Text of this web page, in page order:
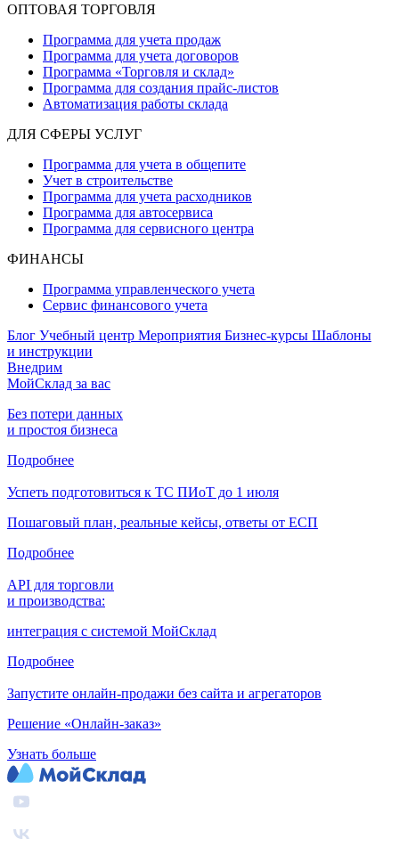
ОПТОВАЯ ТОРГОВЛЯ
Программа для учета продаж
Программа для учета договоров
Программа «Торговля и склад»
Программа для создания прайс‑листов
Автоматизация работы склада
ДЛЯ СФЕРЫ УСЛУГ
Программа для учета в общепите
Учет в строительстве
Программа для учета расходников
Программа для автосервиса
Программа для сервисного центра
ФИНАНСЫ
Программа управленческого учета
Сервис финансового учета
Блог Учебный центр Мероприятия Бизнес-курсы Шаблоны
и инструкции
Внедрим
МойСклад за вас
Без потери данных
и простоя бизнеса
Подробнее
Успеть подготовиться к ТС ПИоТ до 1 июля
Пошаговый план, реальные кейсы, ответы от ЕСП
Подробнее
API для торговли
и производства:
интеграция с системой МойСклад
Подробнее
Запустите онлайн-продажи без сайта и агрегаторов
Решение «Онлайн-заказ»
Узнать больше